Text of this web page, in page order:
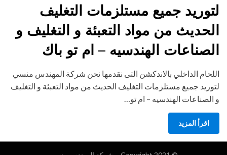
لتوريد جميع مستلزمات التغليف
الحديث من مواد التعبئة و التغليف و
الصناعات الهندسيه – ام تو باك
اللحام الداخلي بالاندكشن التى نقدمها نحن شركة المهندس منسي
لتوريد جميع مستلزمات التغليف الحديث من مواد التعبئة و التغليف
و الصناعات الهندسيه – ام تو…
اقرأ المزيد